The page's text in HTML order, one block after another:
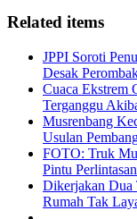
Related items
JPPI Soroti
Desak
Cuaca Ekstrem
Terganggu
Musrenbang
Usulan
FOTO: Truk
Pintu
Dikerjakan Dua
Rumah Tak